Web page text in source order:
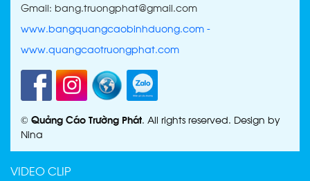
IN UV PHÚ GIÁO | IN ẤN
Gmail: bang.truongphat@gmail.com
www.bangquangcaobinhduong.com -
www.quangcaotruongphat.com
© Quảng Cáo Trường Phát. All rights reserved. Design by
Nina
VIDEO CLIP